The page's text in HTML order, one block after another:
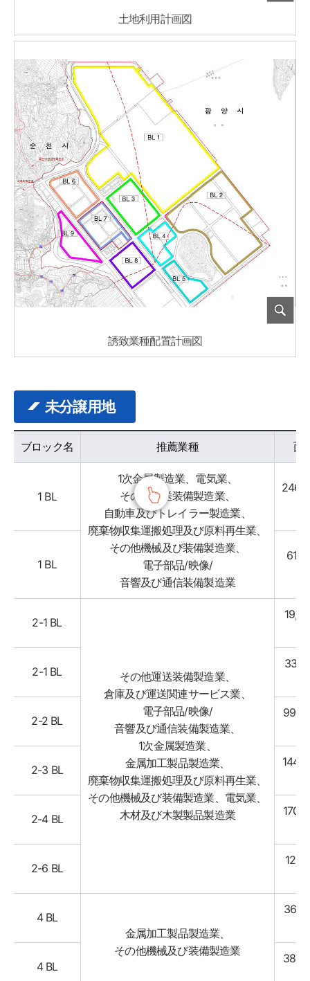
土地利用計画図
誘致業種配置計画図
未分譲用地
시정소식 목록 - 블록명, 추천업종, 면적, 분양가, View Location 정보 제공
ブロック名
推薦業種 面
1 BL
1次金属製造業、電気業、
その他運送装備製造業、
自動車及びトレイラー製造業、
廃棄物収集運搬処理及び原料再生業、
その他機械及び装備製造業、
電子部品/映像/
音響及び通信装備製造業
1 BL
2-1 BL
その他運送装備製造業、
倉庫及び運送関連サービス業、
電子部品/映像/
音響及び通信装備製造業、
1次金属製造業、
金属加工製品製造業、
廃棄物収集運搬処理及び原料再生業、
その他機械及び装備製造業、電気業、
木材及び木製製品製造業
2-1 BL
2-2 BL
2-3 BL
2-4 BL
2-6 BL
4 BL
金属加工製品製造業、
その他機械及び装備製造業
4 BL